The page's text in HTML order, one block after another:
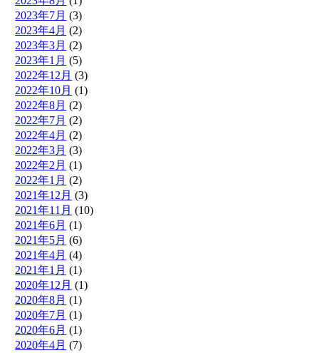
2023年7月 (3)
2023年4月 (2)
2023年3月 (2)
2023年1月 (5)
2022年12月 (3)
2022年10月 (1)
2022年8月 (2)
2022年7月 (2)
2022年4月 (2)
2022年3月 (3)
2022年2月 (1)
2022年1月 (2)
2021年12月 (3)
2021年11月 (10)
2021年6月 (1)
2021年5月 (6)
2021年4月 (4)
2021年1月 (1)
2020年12月 (1)
2020年8月 (1)
2020年7月 (1)
2020年6月 (1)
2020年4月 (7)